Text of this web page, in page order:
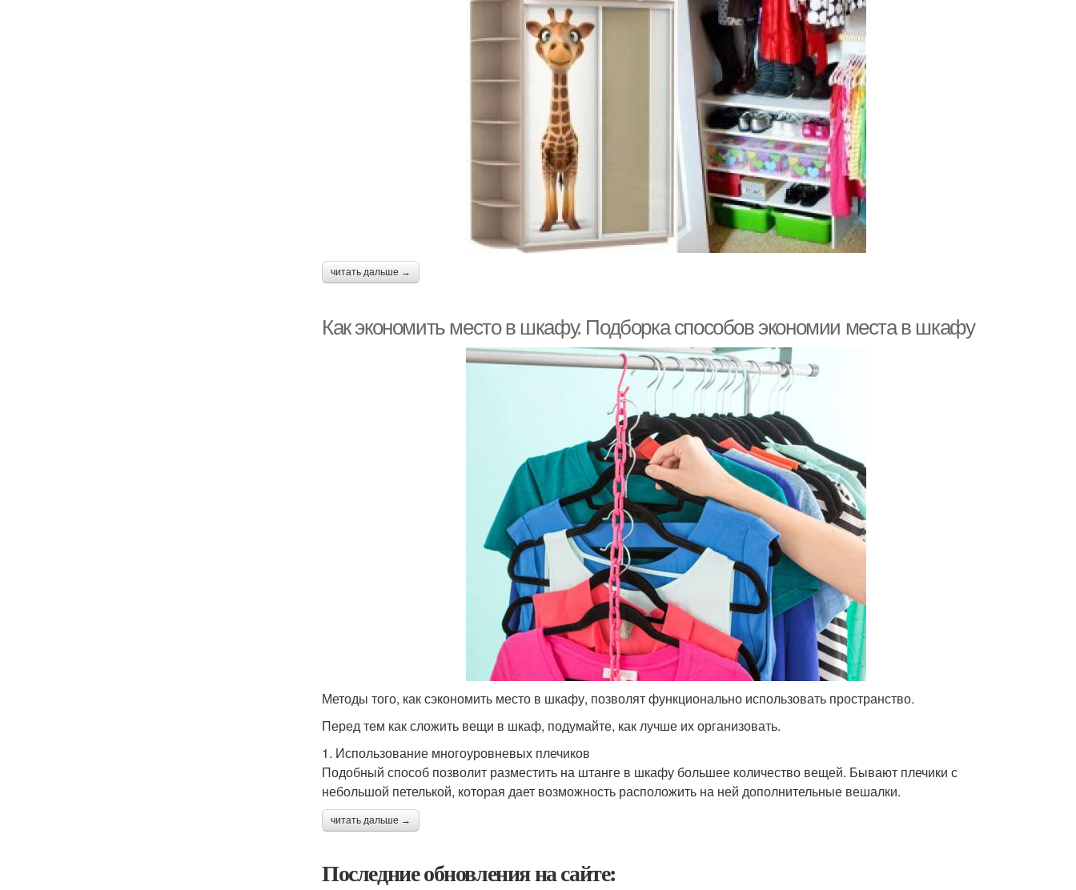
читать дальше →
Как экономить место в шкафу. Подборка способов экономии места в шкафу
Методы того, как сэкономить место в шкафу, позволят функционально использовать пространство.
Перед тем как сложить вещи в шкаф, подумайте, как лучше их организовать.
1. Использование многоуровневых плечиков
Подобный способ позволит разместить на штанге в шкафу большее количество вещей. Бывают плечики с
небольшой петелькой, которая дает возможность расположить на ней дополнительные вешалки.
читать дальше →
Последние обновления на сайте: